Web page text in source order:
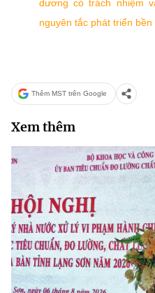
dương có trách nhiệm
nguyên tắc phát triển
Thêm MST trên Google
Xem thêm